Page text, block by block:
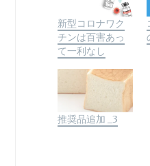
新型コロナワク
チンは百害あっ
て一利なし
推奨品追加 _3